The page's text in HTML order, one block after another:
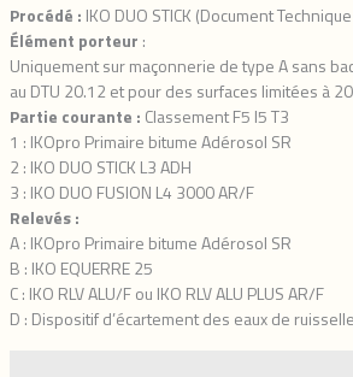
Procédé : IKO DUO STICK (Document
Élément porteur :
Uniquement sur maçonnerie de type A sans
au DTU 20.12 et pour des surfaces limitées à
Partie courante : Classement F5 I5 T3
1 : IKOpro Primaire bitume Adérosol SR
2 : IKO DUO STICK L3 ADH
3 : IKO DUO FUSION L4 3000 AR/F
Relevés :
A : IKOpro Primaire bitume Adérosol SR
B : IKO EQUERRE 25
C : IKO RLV ALU/F ou IKO RLV ALU PLUS AR/F
D : Dispositif d’écartement des eaux de